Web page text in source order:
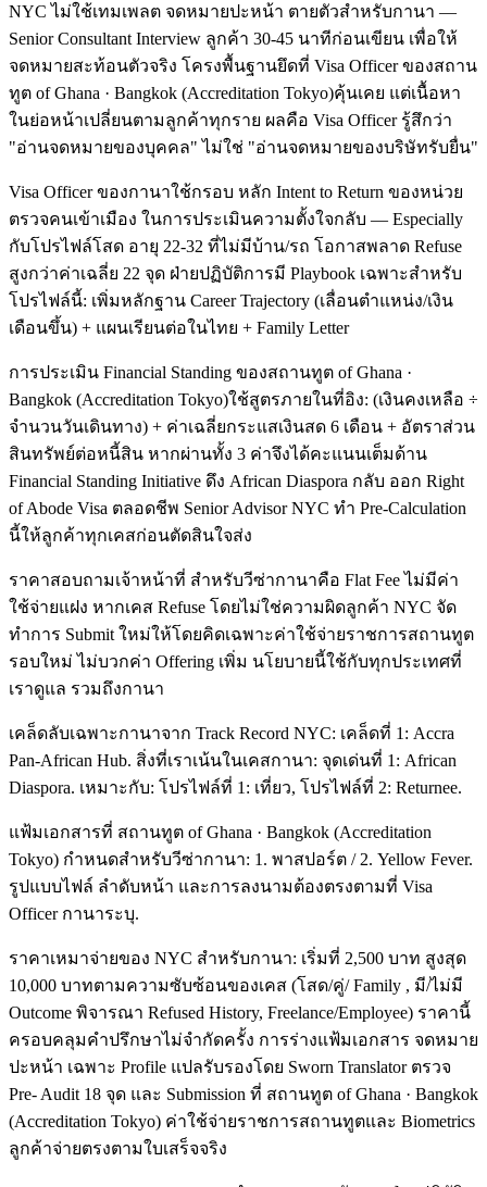
NYC ไม่ใช้เทมเพลต จดหมายปะหน้า ตายตัวสำหรับกานา —
Senior Consultant Interview ลูกค้า 30-45 นาทีก่อนเขียน เพื่อให้
จดหมายสะท้อนตัวจริง โครงพื้นฐานยึดที่ Visa Officer ของสถาน
ทูต of Ghana · Bangkok (Accreditation Tokyo)คุ้นเคย แต่เนื้อหา
ในย่อหน้าเปลี่ยนตามลูกค้าทุกราย ผลคือ Visa Officer รู้สึกว่า
"อ่านจดหมายของบุคคล" ไม่ใช่ "อ่านจดหมายของบริษัทรับยื่น"
Visa Officer ของกานาใช้กรอบ หลัก Intent to Return ของหน่วย
ตรวจคนเข้าเมือง ในการประเมินความตั้งใจกลับ — Especially
กับโปรไฟล์โสด อายุ 22-32 ที่ไม่มีบ้าน/รถ โอกาสพลาด Refuse
สูงกว่าค่าเฉลี่ย 22 จุด ฝ่ายปฏิบัติการมี Playbook เฉพาะสำหรับ
โปรไฟล์นี้: เพิ่มหลักฐาน Career Trajectory (เลื่อนตำแหน่ง/เงิน
เดือนขึ้น) + แผนเรียนต่อในไทย + Family Letter
การประเมิน Financial Standing ของสถานทูต of Ghana ·
Bangkok (Accreditation Tokyo)ใช้สูตรภายในที่อิง: (เงินคงเหลือ ÷
จำนวนวันเดินทาง) + ค่าเฉลี่ยกระแสเงินสด 6 เดือน + อัตราส่วน
สินทรัพย์ต่อหนี้สิน หากผ่านทั้ง 3 ค่าจึงได้คะแนนเต็มด้าน
Financial Standing Initiative ดึง African Diaspora กลับ ออก Right
of Abode Visa ตลอดชีพ Senior Advisor NYC ทำ Pre-Calculation
นี้ให้ลูกค้าทุกเคสก่อนตัดสินใจส่ง
ราคาสอบถามเจ้าหน้าที่ สำหรับวีซ่ากานาคือ Flat Fee ไม่มีค่า
ใช้จ่ายแฝง หากเคส Refuse โดยไม่ใช่ความผิดลูกค้า NYC จัด
ทำการ Submit ใหม่ให้โดยคิดเฉพาะค่าใช้จ่ายราชการสถานทูต
รอบใหม่ ไม่บวกค่า Offering เพิ่ม นโยบายนี้ใช้กับทุกประเทศที่
เราดูแล รวมถึงกานา
เคล็ดลับเฉพาะกานาจาก Track Record NYC: เคล็ดที่ 1: Accra
Pan-African Hub. สิ่งที่เราเน้นในเคสกานา: จุดเด่นที่ 1: African
Diaspora. เหมาะกับ: โปรไฟล์ที่ 1: เที่ยว, โปรไฟล์ที่ 2: Returnee.
แฟ้มเอกสารที่ สถานทูต of Ghana · Bangkok (Accreditation
Tokyo) กำหนดสำหรับวีซ่ากานา: 1. พาสปอร์ต / 2. Yellow Fever.
รูปแบบไฟล์ ลำดับหน้า และการลงนามต้องตรงตามที่ Visa
Officer กานาระบุ.
ราคาเหมาจ่ายของ NYC สำหรับกานา: เริ่มที่ 2,500 บาท สูงสุด
10,000 บาทตามความซับซ้อนของเคส (โสด/คู่/ Family , มี/ไม่มี
Outcome พิจารณา Refused History, Freelance/Employee) ราคานี้
ครอบคลุมคำปรึกษาไม่จำกัดครั้ง การร่างแฟ้มเอกสาร จดหมาย
ปะหน้า เฉพาะ Profile แปลรับรองโดย Sworn Translator ตรวจ
Pre- Audit 18 จุด และ Submission ที่ สถานทูต of Ghana · Bangkok
(Accreditation Tokyo) ค่าใช้จ่ายราชการสถานทูตและ Biometrics
ลูกค้าจ่ายตรงตามใบเสร็จจริง